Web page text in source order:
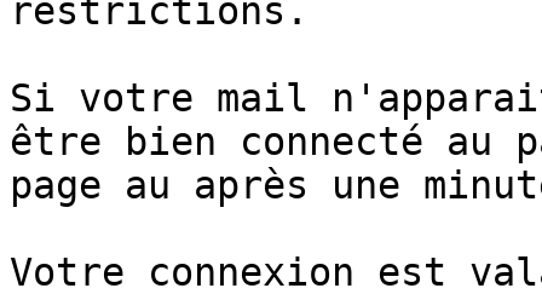
restrictions.
Si votre mail
être bien connecté au
page au après une
Votre connexion est